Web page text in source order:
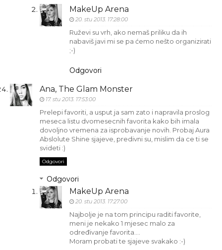
MakeUp Arena
20. stu 2013. 17:28:00
Ruževi su vrh, ako nemaš priliku da ih
nabaviš javi mi se pa ćemo nešto organizirati
;-)
Odgovori
Ana, The Glam Monster
17. stu 2013. 17:53:00
Prelepi favoriti, a usput ja sam zato i napravila proslog
meseca listu dvomesecnih favorita kako bih imala
dovoljno vremena za isprobavanje novih. Probaj Aura
Abslolute Shine sjajeve, predivni su, mislim da ce ti se
svideti :)
Odgovori
Odgovori
MakeUp Arena
20. stu 2013. 17:27:00
Najbolje je na tom principu raditi favorite,
meni je nekako 1 mjesec malo za
određivanje favorita….
Moram probati te sjajeve svakako :-)